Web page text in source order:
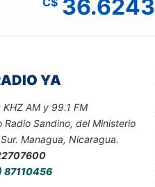
36.6243
YA
KHZ AM y 99.1 FM
Radio Sandino, del Ministerio
Managua, Nicaragua.
87110456